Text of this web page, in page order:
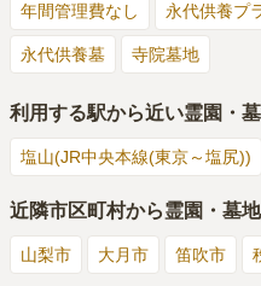
年間管理費なし 永代供養プ
永代供養墓 寺院墓地
利用する駅から近い霊園・
塩山(JR中央本線(東京～塩尻))
近隣市区町村から霊園・墓
山梨市 大月市 笛吹市